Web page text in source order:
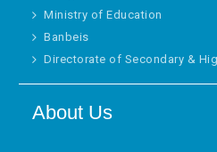
Ministry of Education
Banbeis
Directorate of Secondary &
About Us